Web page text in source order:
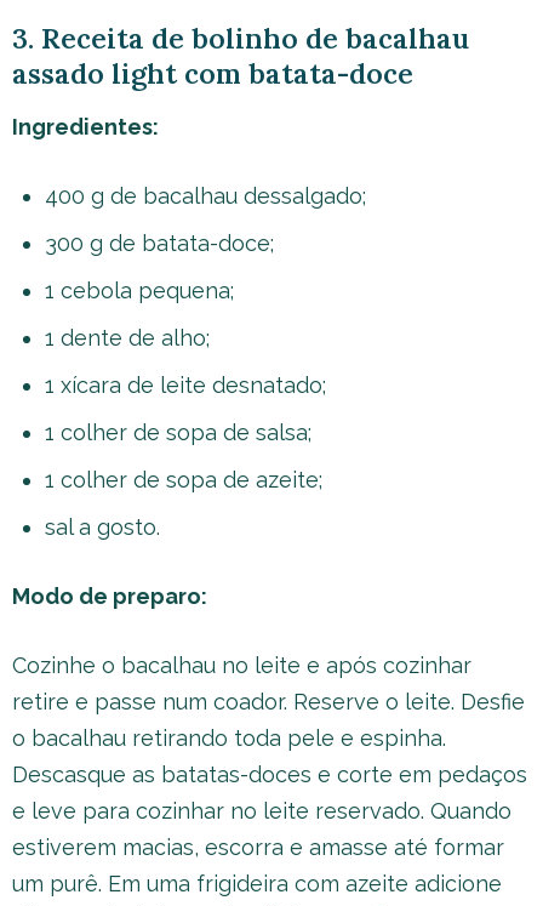
3. Receita de bolinho de bacalhau
assado light com batata-doce
Ingredientes:
400 g de bacalhau dessalgado;
300 g de batata-doce;
1 cebola pequena;
1 dente de alho;
1 xícara de leite desnatado;
1 colher de sopa de salsa;
1 colher de sopa de azeite;
sal a gosto.
Modo de preparo:
Cozinhe o bacalhau no leite e após cozinhar
retire e passe num coador. Reserve o leite. Desfie
o bacalhau retirando toda pele e espinha.
Descasque as batatas-doces e corte em pedaços
e leve para cozinhar no leite reservado. Quando
estiverem macias, escorra e amasse até formar
um purê. Em uma frigideira com azeite adicione